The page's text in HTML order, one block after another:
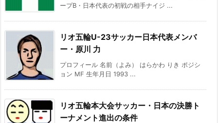
ープB・日本代表の初戦の相手ナイジ ...
リオ五輪U-23サッカー日本代表メンバ
ー・原川 力
プロフィール 名前（よみ） はらかわ りき ポジシ
ョン MF 生年月日 1993 ...
リオ五輪本大会サッカー・日本の決勝ト
ーナメント進出の条件